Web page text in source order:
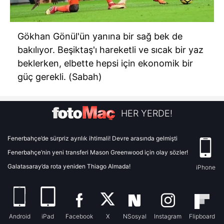
Gökhan Gönül'ün yanına bir sağ bek de
bakılıyor. Beşiktaş'ı hareketli ve sıcak bir yaz
beklerken, elbette hepsi için ekonomik bir
güç gerekli. (Sabah)
HER YERDE!
Fenerbahçe’de sürpriz ayrılık ihtimali! Devre arasında gelmişti
Fenerbahçe’nin yeni transferi Mason Greenwood için olay sözler!
Galatasaray’da rota yeniden Thiago Almada!
iPhone
Android iPad Facebook X NSosyal Instagram Flipboard